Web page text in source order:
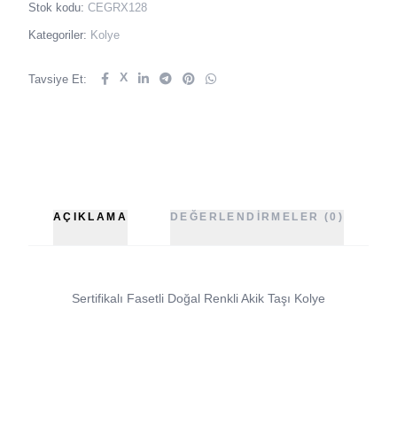
Stok kodu: CEGRX128
Kategoriler: Kolye
Tavsiye Et: X
AÇIKLAMA DEĞERLENDIRMELER (0)
Sertifikalı Fasetli Doğal Renkli Akik Taşı Kolye